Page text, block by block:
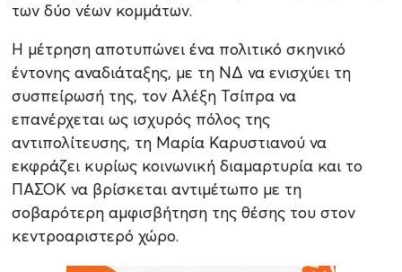
των δύο νέων κομμάτων.
Η μέτρηση αποτυπώνει ένα πολιτικό σκηνικό
έντονης αναδιάταξης, με τη ΝΔ να ενισχύει τη
συσπείρωσή της, τον Αλέξη Τσίπρα να
επανέρχεται ως ισχυρός πόλος της
αντιπολίτευσης, τη Μαρία Καρυστιανού να
εκφράζει κυρίως κοινωνική διαμαρτυρία και το
ΠΑΣΟΚ να βρίσκεται αντιμέτωπο με τη
σοβαρότερη αμφισβήτηση της θέσης του στον
κεντροαριστερό χώρο.